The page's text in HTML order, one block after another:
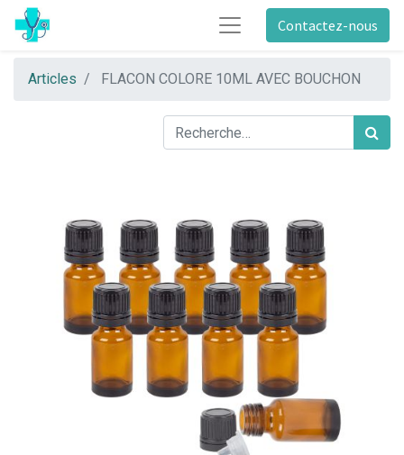
Contactez-nous
Articles FLACON COLORE 10ML AVEC BOUCHON